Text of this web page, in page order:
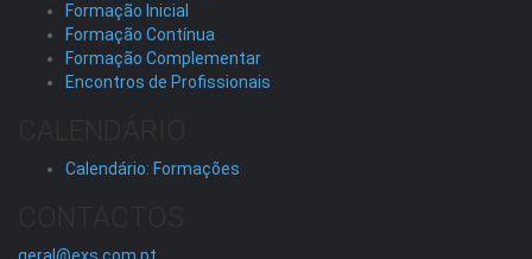
Formação Inicial
Formação Contínua
Formação Complementar
Encontros de Profissionais
Calendário: Formações